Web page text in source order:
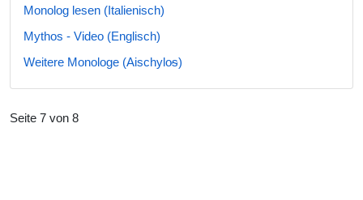
Monolog lesen (Italienisch)
Mythos - Video (Englisch)
Weitere Monologe (Aischyloᵴ)
Seite 7 von 8